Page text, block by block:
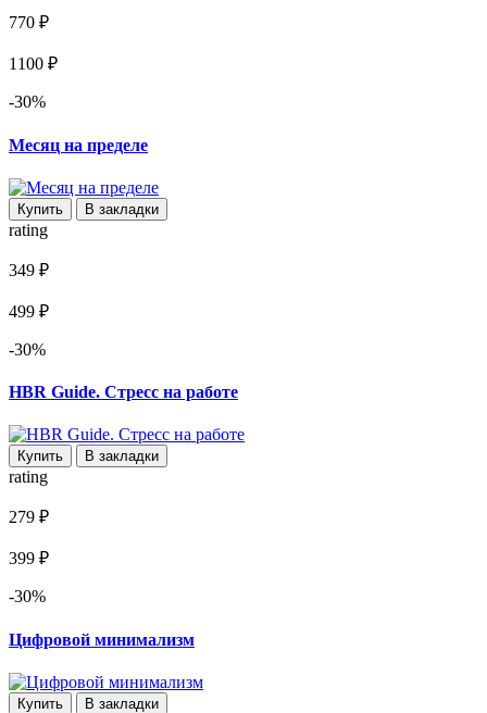
770 ₽
1100 ₽
-30%
Месяц на пределе
Купить В закладки
rating
349 ₽
499 ₽
-30%
HBR Guide. Стресс на работе
Купить В закладки
rating
279 ₽
399 ₽
-30%
Цифровой минимализм
Купить В закладки